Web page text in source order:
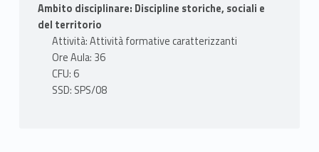
digitali e dei social media. Gli studenti
interessati possono prendere parte a
esercitazioni laboratoriali che avranno per
oggetto casi studio sul modo in cui vecchi e
nuovi media contribuiscono alla narrazione di
Ambito disciplinare: Discipline storiche, sociali e
del territorio
Attività: Attività formative caratterizzanti
Ore Aula: 36
CFU: 6
SSD: SPS/08